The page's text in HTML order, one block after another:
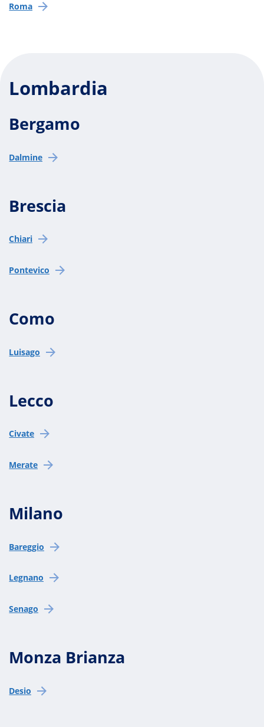
Roma
Lombardia
Bergamo
Dalmine
Brescia
Chiari
Pontevico
Como
Luisago
Lecco
Civate
Merate
Milano
Bareggio
Legnano
Senago
Monza Brianza
Desio